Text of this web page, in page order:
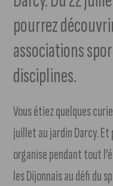
pourrez
associations
disciplines.
Vous étiez quelques
juillet au jardin Darcy. Et
organise pendant tout
les Dijonnais au défi du